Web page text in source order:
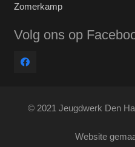
Zomerkamp
Volg ons op
© 2021 Jeugdwerk Den
Website